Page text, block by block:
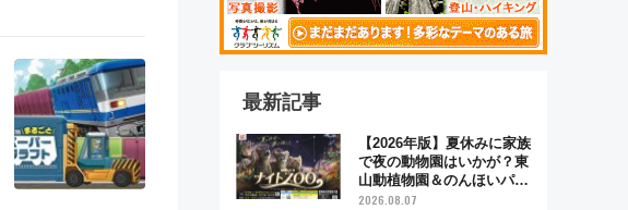
最新記事
【2026年版】夏休みに家族
で夜の動物園はいかが？東
山動植物園＆のんほいパー
ク「ナイトZOO」開催情報
2026.08.07